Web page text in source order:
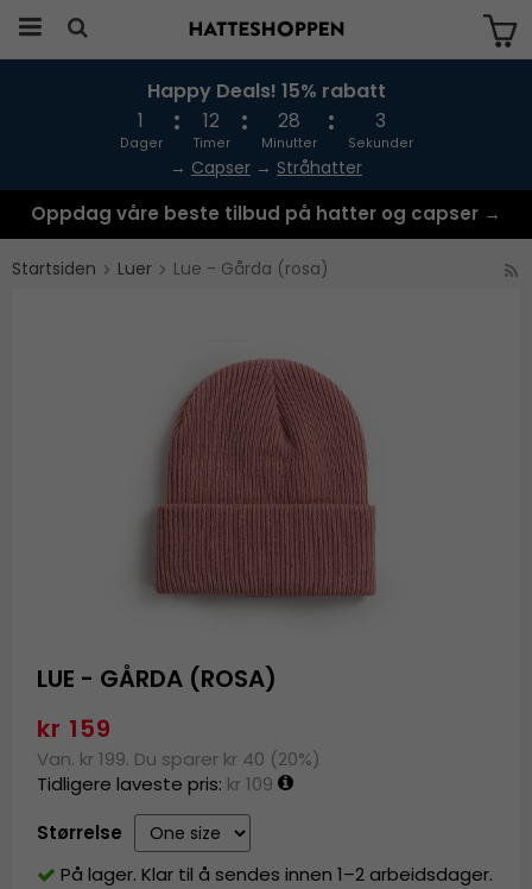
Produktet har blitt lagt til i handlekurven
Happy Deals! 15% rabatt
1
Dager
12
Timer
28
Minutter
3
Sekunder
→ Capser → Stråhatter
Oppdag våre beste tilbud på hatter og capser →
Startsiden Luer Lue - Gårda (rosa)
LUE - GÅRDA (ROSA)
kr 159
Van. kr 199. Du sparer kr 40 (20%)
Tidligere laveste pris: kr 109
Størrelse
På lager. Klar til å sendes innen 1–2 arbeidsdager.